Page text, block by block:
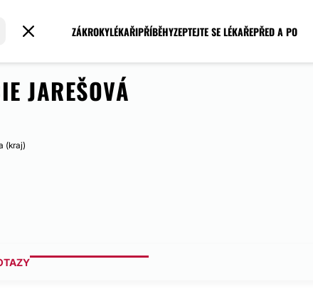
ZÁKROKYLÉKAŘIPŘÍBĚHYZEPTEJTE SE LÉKAŘEPŘED A PO
JAREŠOVÁ
(kraj)